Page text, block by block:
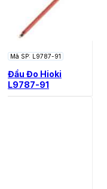
Mã SP: L9787-91
Đầu Đo Hioki
L9787-91